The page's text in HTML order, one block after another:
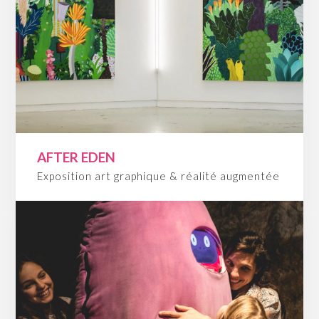
AFTER EDEN
Exposition art graphique & réalité augmentée